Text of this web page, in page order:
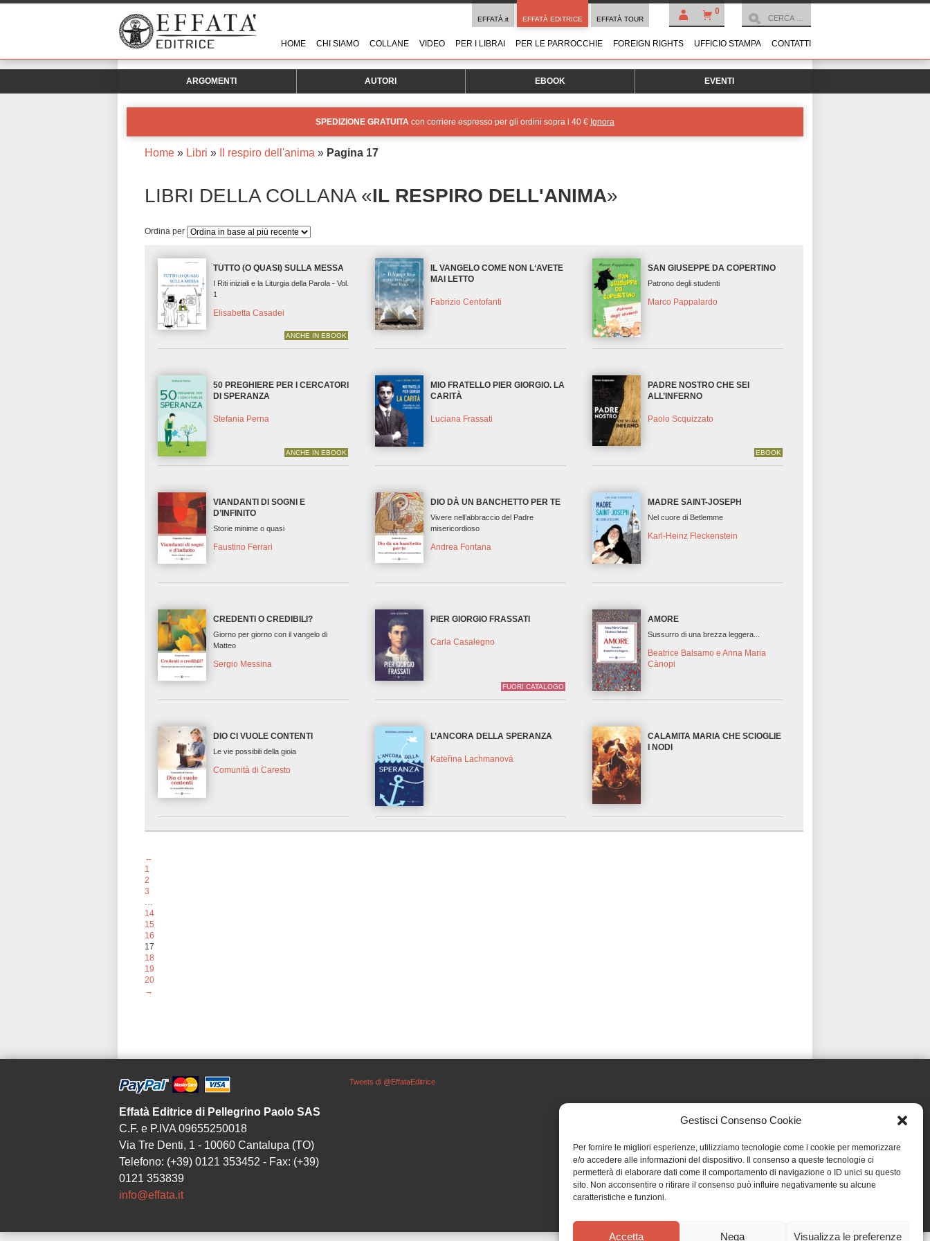
Gestisci Consenso Cookie
Per fornire le migliori esperienze, utilizziamo tecnologie come i cookie per memorizzare
e/o accedere alle informazioni del dispositivo. Il consenso a queste tecnologie ci
permetterà di elaborare dati come il comportamento di navigazione o ID unici su questo
sito. Non acconsentire o ritirare il consenso può influire negativamente su alcune
caratteristiche e funzioni.
Accetta Nega Visualizza le preferenze
0
EFFATÀ.it EFFATÀ EDITRICE EFFATÀ TOUR
HOME CHI SIAMO COLLANE VIDEO PER I LIBRAI PER LE PARROCCHIE FOREIGN RIGHTS UFFICIO STAMPA CONTATTI
ARGOMENTI AUTORI EBOOK EVENTI
SPEDIZIONE GRATUITA con corriere espresso per gli ordini sopra i 40 € Ignora
Home » Libri » Il respiro dell'anima » Pagina 17
LIBRI DELLA COLLANA «IL RESPIRO DELL'ANIMA»
Ordina per
TUTTO (O QUASI) SULLA MESSA
I Riti iniziali e la Liturgia della Parola - Vol.
1
Elisabetta Casadei
ANCHE IN EBOOK
IL VANGELO COME NON L‘AVETE
MAI LETTO
Fabrizio Centofanti
SAN GIUSEPPE DA COPERTINO
Patrono degli studenti
Marco Pappalardo
50 PREGHIERE PER I CERCATORI
DI SPERANZA
Stefania Perna
ANCHE IN EBOOK
MIO FRATELLO PIER GIORGIO. LA
CARITÀ
Luciana Frassati
PADRE NOSTRO CHE SEI
ALL’INFERNO
Paolo Scquizzato
EBOOK
VIANDANTI DI SOGNI E
D’INFINITO
Storie minime o quasi
Faustino Ferrari
DIO DÀ UN BANCHETTO PER TE
Vivere nell’abbraccio del Padre
misericordioso
Andrea Fontana
MADRE SAINT-JOSEPH
Nel cuore di Betlemme
Karl-Heinz Fleckenstein
CREDENTI O CREDIBILI?
Giorno per giorno con il vangelo di
Matteo
Sergio Messina
PIER GIORGIO FRASSATI
Carla Casalegno
FUORI CATALOGO
AMORE
Sussurro di una brezza leggera...
Beatrice Balsamo e Anna Maria
Cànopi
DIO CI VUOLE CONTENTI
Le vie possibili della gioia
Comunità di Caresto
L’ANCORA DELLA SPERANZA
Kateřina Lachmanová
CALAMITA MARIA CHE SCIOGLIE
I NODI
←
1
2
3
…
14
15
16
17
18
19
20
→
Effatà Editrice di Pellegrino Paolo SAS
C.F. e P.IVA 09655250018
Via Tre Denti, 1 - 10060 Cantalupa (TO)
Telefono: (+39) 0121 353452 - Fax: (+39)
0121 353839
info@effata.it
Tweets di @EffataEditrice